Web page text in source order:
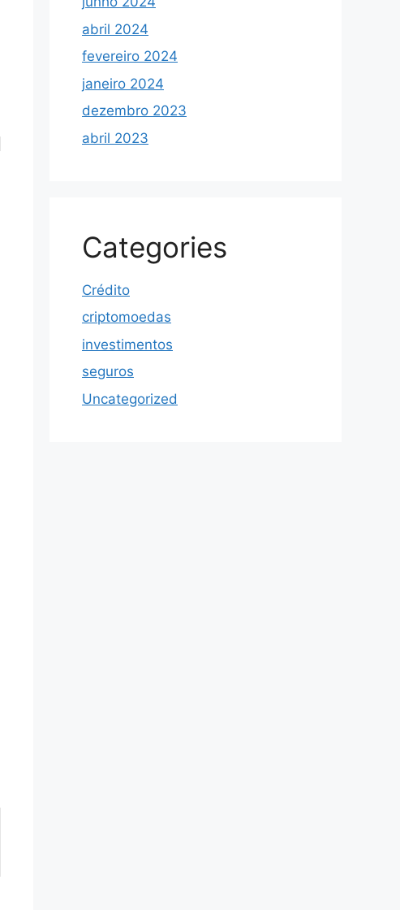
abril 2024
fevereiro 2024
janeiro 2024
dezembro 2023
abril 2023
Categories
Crédito
criptomoedas
investimentos
seguros
Uncategorized